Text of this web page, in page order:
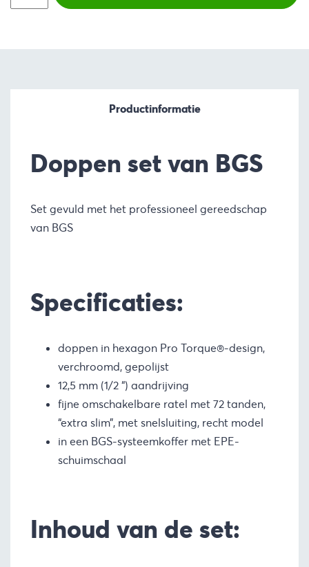
Productinformatie
Doppen set van BGS
Set gevuld met het professioneel gereedschap
van BGS
Specificaties:
doppen in hexagon Pro Torque®-design,
verchroomd, gepolijst
12,5 mm (1/2 “) aandrijving
fijne omschakelbare ratel met 72 tanden,
“extra slim”, met snelsluiting, recht model
in een BGS-systeemkoffer met EPE-
schuimschaal
Inhoud van de set: